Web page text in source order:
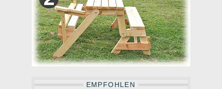
EMPFOHLEN